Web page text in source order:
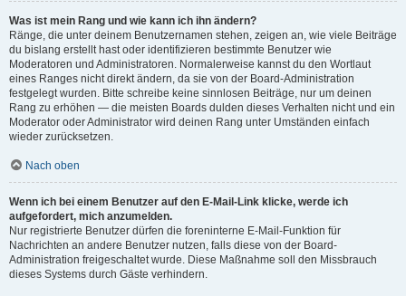
Was ist mein Rang und wie kann ich ihn ändern?
Ränge, die unter deinem Benutzernamen stehen, zeigen an, wie viele Beiträge
du bislang erstellt hast oder identifizieren bestimmte Benutzer wie
Moderatoren und Administratoren. Normalerweise kannst du den Wortlaut
eines Ranges nicht direkt ändern, da sie von der Board-Administration
festgelegt wurden. Bitte schreibe keine sinnlosen Beiträge, nur um deinen
Rang zu erhöhen — die meisten Boards dulden dieses Verhalten nicht und ein
Moderator oder Administrator wird deinen Rang unter Umständen einfach
wieder zurücksetzen.
Nach oben
Wenn ich bei einem Benutzer auf den E-Mail-Link klicke, werde ich
aufgefordert, mich anzumelden.
Nur registrierte Benutzer dürfen die foreninterne E-Mail-Funktion für
Nachrichten an andere Benutzer nutzen, falls diese von der Board-
Administration freigeschaltet wurde. Diese Maßnahme soll den Missbrauch
dieses Systems durch Gäste verhindern.